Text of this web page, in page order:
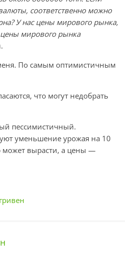
соответственно можно
У нас цены мирового рынка,
цены мирового рынка
По самым оптимистичным
что могут недобрать
пессимистичный.
уменьшение урожая на 10
может вырасти, а цены —